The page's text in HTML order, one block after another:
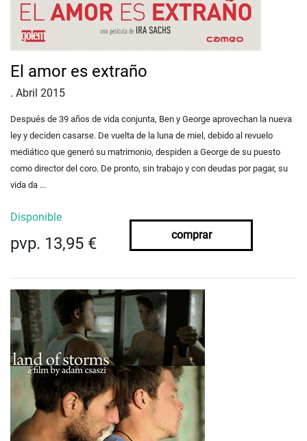
El amor es extraño
. Abril 2015
Después de 39 años de vida conjunta, Ben y George aprovechan la nueva
ley y deciden casarse. De vuelta de la luna de miel, debido al revuelo
mediático que generó su matrimonio, despiden a George de su puesto
como director del coro. De pronto, sin trabajo y con deudas por pagar, su
vida da ...
Disponible
pvp. 13,95 € comprar